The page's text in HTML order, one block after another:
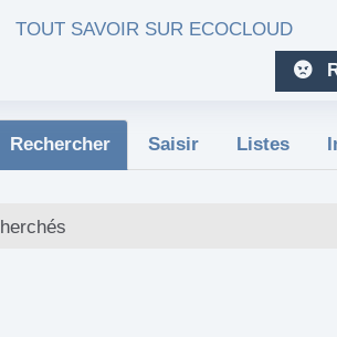
TOUT SAVOIR SUR ECOCLOUD
Rechercher Saisir Listes